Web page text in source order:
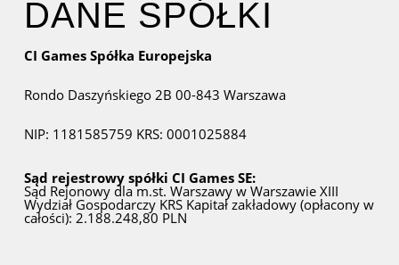
DANE SPÓŁKI
CI Games Spółka Europejska
Rondo Daszyńskiego 2B 00-843 Warszawa
NIP: 1181585759 KRS: 0001025884
Sąd rejestrowy spółki CI Games SE:
Sąd Rejonowy dla m.st. Warszawy w WarszawieXIII
Wydział Gospodarczy KRSKapitał zakładowy (opłacony w
całości): 2.188.248,80 PLN